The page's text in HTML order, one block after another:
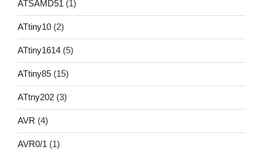
ATSAMD51 (1)
ATtiny10 (2)
ATtiny1614 (5)
ATtiny85 (15)
ATtny202 (3)
AVR (4)
AVR0/1 (1)